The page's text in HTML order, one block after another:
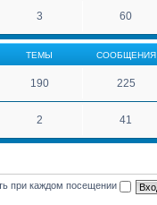
3 60
ТЕМЫ СООБЩЕНИЯ
190 225
2 41
при каждом посещении